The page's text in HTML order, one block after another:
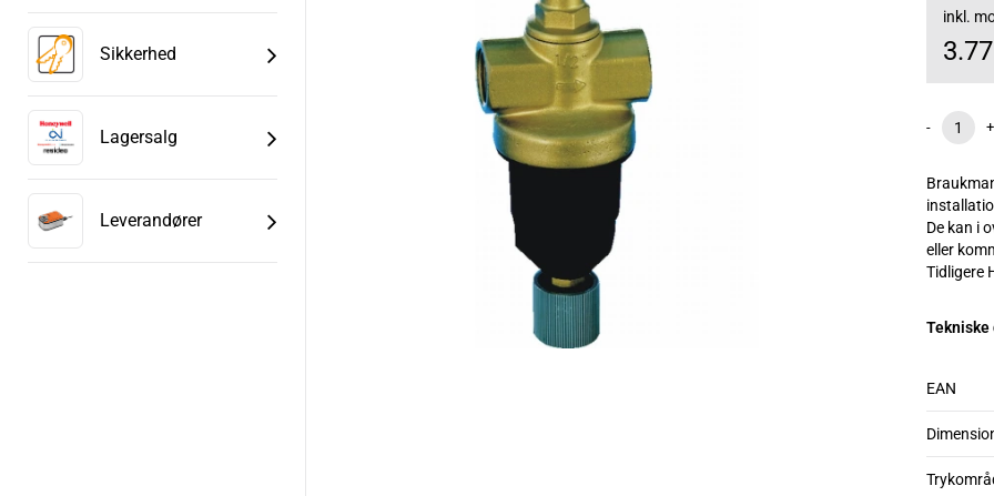
Sikkerhed
Lagersalg
Leverandører
inkl.
- +
De kan i
eller
Tidligere
Tekniske
EAN